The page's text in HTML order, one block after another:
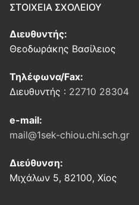
ΣΤΟΙΧΕΙΑ ΣΧΟΛΕΙΟΥ
Διευθυντής:
Θεοδωράκης Βασίλειος
Τηλέφωνα/Fax:
Διευθυντής : 22710 28304
e-mail:
mail@1sek-chiou.chi.sch.gr
Διεύθυνση:
Μιχάλων 5, 82100, Χίος